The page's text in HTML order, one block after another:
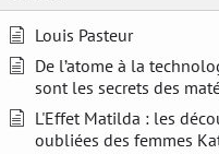
Louis Pasteur
De l’atome à la
sont les secrets des
L'Effet Matilda : les
oubliées des femmes